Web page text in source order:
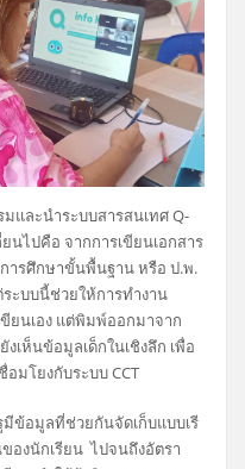
และนำระบบสารสนเทศ Q-
นไปคือ จากการเขียนเอกสาร
ารศึกษาขั้นพื้นฐาน หรือ ป.พ.
ระบบนี้ช่วยให้การทำงาน
ยนเอง แต่พิมพ์ออกมาจาก
เห็นข้อมูลเด็กในเชิงลึก เพื่อ
มโยงกับระบบ CCT
ข้อมูลที่ช่วยกันจัดเก็บแบบเรี
องนักเรียน ไปจนถึงอัตรา